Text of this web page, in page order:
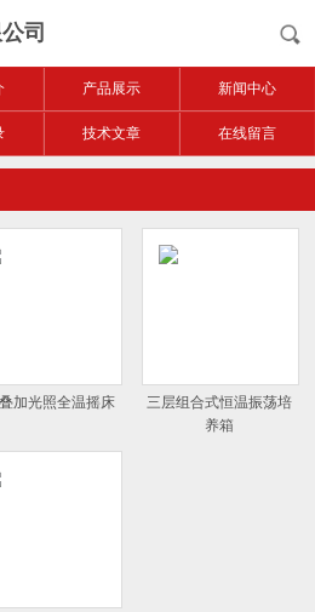
司
产品展示 新闻中心
技术文章 在线留言
加光照全温摇床
三层组合式恒温振荡培
养箱